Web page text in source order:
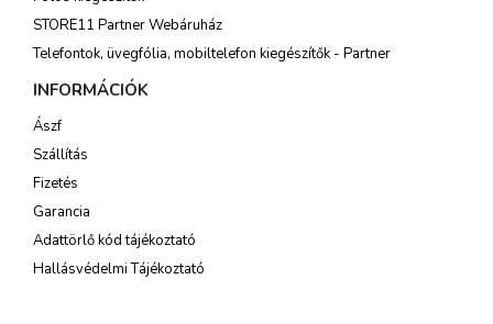
STORE11 Partner Webáruház
Telefontok, üvegfólia, mobiltelefon kiegészítők - Partner
INFORMÁCIÓK
Ászf
Szállítás
Fizetés
Garancia
Adattörlő kód tájékoztató
Hallásvédelmi Tájékoztató